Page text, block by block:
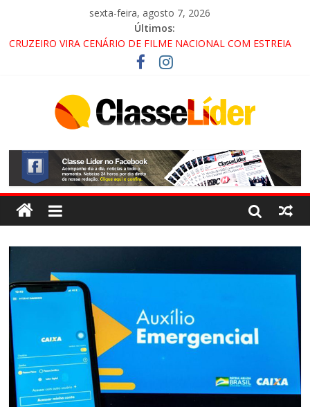
sexta-feira, agosto 7, 2026
Últimos:
CRUZEIRO VIRA CENÁRIO DE FILME NACIONAL COM ESTREIA
PROMOTOR DO GAECO
ACESSO À APARECIDA NA DUTRA SERÁ BLOQUEADO NO FIM
ALTERNATIVAS
LORENA, PINDAMONHANGABA E QUELUZ NA RETA FINAL
PELA FÁBRICA DA COCA-COLA!